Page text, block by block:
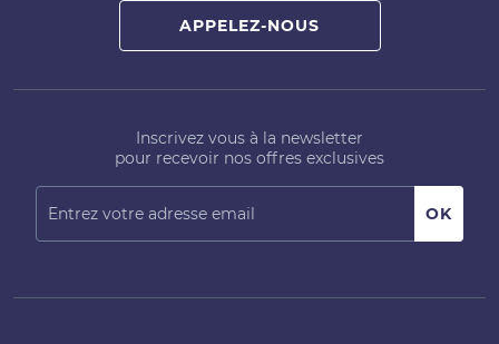
APPELEZ-NOUS
Inscrivez vous à la newsletter
pour recevoir nos offres exclusives